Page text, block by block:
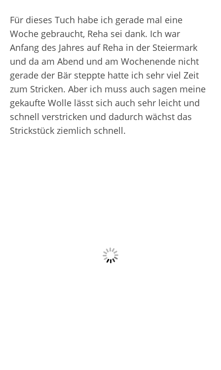
Für dieses Tuch habe ich gerade mal eine
Woche gebraucht, Reha sei dank. Ich war
Anfang des Jahres auf Reha in der Steiermark
und da am Abend und am Wochenende nicht
gerade der Bär steppte hatte ich sehr viel Zeit
zum Stricken. Aber ich muss auch sagen meine
gekaufte Wolle lässt sich auch sehr leicht und
schnell verstricken und dadurch wächst das
Strickstück ziemlich schnell.